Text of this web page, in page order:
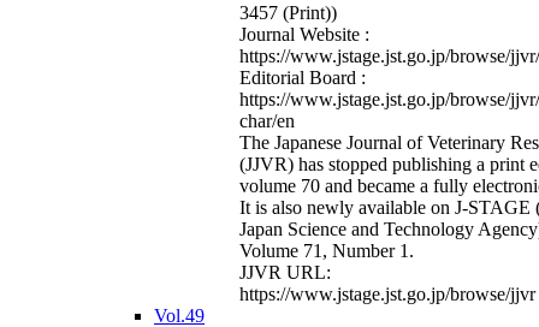
3457 (Print))
Journal Website :
https://www.jstage.jst.go.jp/browse/
Editorial Board :
https://www.jstage.jst.go.jp/browse/
char/en
The Japanese Journal of Veterinary
(JJVR) has stopped publishing a print
volume 70 and became a fully
It is also newly available on J-STAGE
Japan Science and Technology
Volume 71, Number 1.
JJVR URL:
https://www.jstage.jst.go.jp/browse/jjvr
Vol.49